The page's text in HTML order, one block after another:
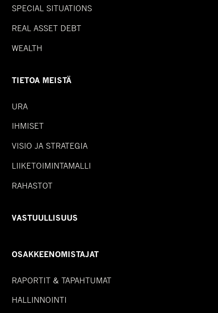
SPECIAL SITUATIONS
REAL ASSET DEBT
WEALTH
TIETOA MEISTÄ
URA
IHMISET
VISIO JA STRATEGIA
LIIKETOIMINTAMALLI
RAHASTOT
VASTUULLISUUS
OSAKKEENOMISTAJAT
RAPORTIT & TAPAHTUMAT
HALLINNOINTI